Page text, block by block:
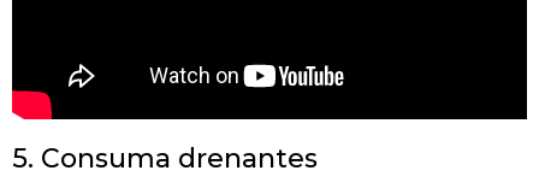
5. Consuma drenantes